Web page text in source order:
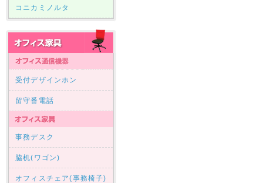
コニカミノルタ
受付デザインホン
留守番電話
事務デスク
脇机(ワゴン)
オフィスチェア(事務椅子)